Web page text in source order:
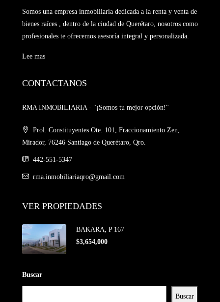
Somos una empresa inmobiliaria dedicada a la renta y venta de
bienes raíces , dentro de la ciudad de Querétaro, nosotros como
profesionales te ofrecemos asesoría integral y personalizada.
Lee mas
CONTACTANOS
RMA INMOBILIARIA - "¡Somos tu mejor opción!"
Prol. Constituyentes Ote. 101, Fraccionamiento Zen,
Mirador, 76246 Santiago de Querétaro, Qro.
442-551-5347
rma.inmobiliariaqro@gmail.com
VER PROPIEDADES
BAKARA, P 167
$3,654,000
Buscar
Buscar